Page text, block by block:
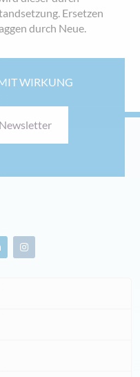
Ersetzen
durch Neue.
WIRKUNG